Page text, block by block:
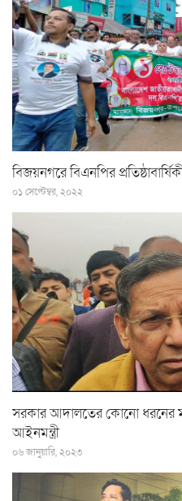
বিজয়নগরে বিএনপির
০১ সেপ্টেম্বর, ২০২২
সরকার আদালতের কোনো ধরনের
আইনমন্ত্রী
০৬ জানুয়ারি, ২০২৩